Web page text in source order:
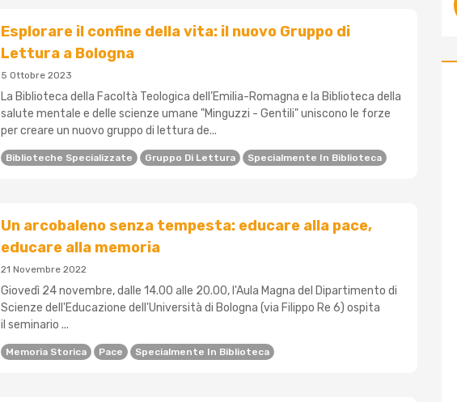
Esplorare il confine della vita: il nuovo Gruppo di
Lettura a Bologna
5 Ottobre 2023
La Biblioteca della Facoltà Teologica dell’Emilia-Romagna e la Biblioteca della
salute mentale e delle scienze umane "Minguzzi - Gentili" uniscono le forze
per creare un nuovo gruppo di lettura de...
Biblioteche Specializzate Gruppo Di Lettura Specialmente In Biblioteca
Un arcobaleno senza tempesta: educare alla pace,
educare alla memoria
21 Novembre 2022
Giovedì 24 novembre, dalle 14.00 alle 20.00, l'Aula Magna del Dipartimento di
Scienze dell'Educazione dell'Università di Bologna (via Filippo Re 6) ospita
il seminario ...
Memoria Storica Pace Specialmente In Biblioteca